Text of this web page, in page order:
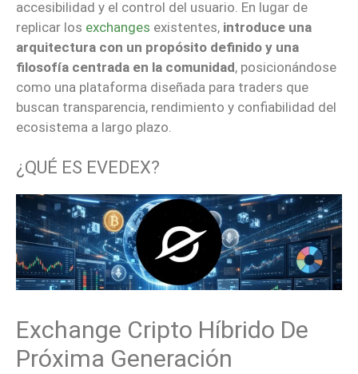
accesibilidad y el control del usuario. En lugar de
replicar los exchanges existentes, introduce una
arquitectura con un propósito definido y una
filosofía centrada en la comunidad, posicionándose
como una plataforma diseñada para traders que
buscan transparencia, rendimiento y confiabilidad del
ecosistema a largo plazo.
¿QUÉ ES EVEDEX?
Exchange Cripto Híbrido De
Próxima Generación